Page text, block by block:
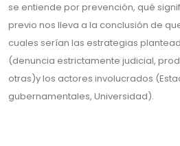
se entiende por prevención, qué
previo nos lleva a la conclusión de
cuales serían las estrategias
(denuncia estrictamente judicial,
otras)y los actores involucrados
gubernamentales, Universidad).